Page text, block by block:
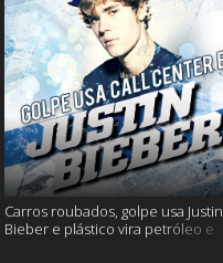
Carros roubados, golpe usa Justin
Bieber e plástico vira petróleo e